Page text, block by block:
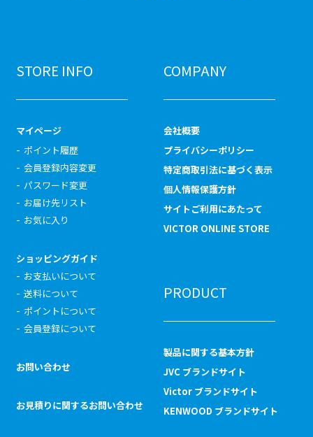
STORE INFO
マイページ
ポイント履歴
会員登録内容変更
パスワード変更
お届け先リスト
お気に入り
ショッピングガイド
お支払いについて
送料について
ポイントについて
会員登録について
お問い合わせ
お見積りに関するお問い合わせ
COMPANY
会社概要
プライバシーポリシー
特定商取引法に基づく表示
個人情報保護方針
サイトご利用にあたって
VICTOR ONLINE STORE
PRODUCT
製品に関する基本方針
JVC ブランドサイト
Victor ブランドサイト
KENWOOD ブランドサイト